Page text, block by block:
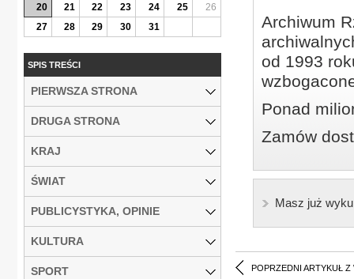
Archiwum
od 1993
Ponad
Zamów
Masz już
POPRZEDNI ARTYKUŁ Z
20
21 22 23 24 25
26
27
28 29 30 31
SPIS TREŚCI
PIERWSZA STRONA
DRUGA STRONA
KRAJ
ŚWIAT
PUBLICYSTYKA, OPINIE
KULTURA
SPORT